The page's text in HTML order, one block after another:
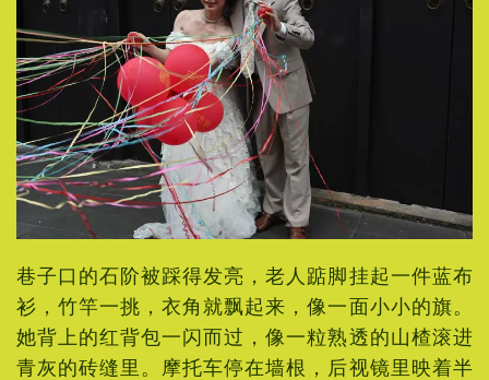
巷子口的石阶被踩得发亮，老人踮脚挂起一件蓝布
衫，竹竿一挑，衣角就飘起来，像一面小小的旗。
她背上的红背包一闪而过，像一粒熟透的山楂滚进
青灰的砖缝里。摩托车停在墙根，后视镜里映着半